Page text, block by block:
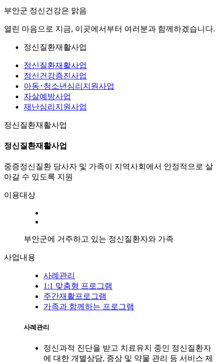
부안군 정신건강은 맑음
열린 마음으로 지금, 이곳에서부터 여러분과 함께하겠습니다.
정신질환재활사업
정신질환재활사업
정신건강증진사업
아동･청소년심리지원사업
자살예방사업
재난심리지원사업
정신질환재활사업
정신질환재활사업
중증정신질환 당사자 및 가족이 지역사회에서 안정적으로 살
아갈 수 있도록 지원
이용대상
부안군에 거주하고 있는 정신질환자와 가족
사업내용
사례관리
1:1 맞춤형 프로그램
주간재활프로그램
가족과 함께하는 프로그램
사례관리
정신과적 진단을 받고 치료유지 중인 정신질환자
에 대한 개별상담, 증상 및 약물 관리 등 서비스 제